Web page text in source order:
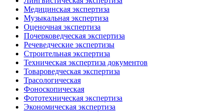
Медицинская экспертиза
Музыкальная экспертиза
Оценочная экспертиза
Почерковедческая экспертиза
Речеведческие экспертизы
Строительная экспертиза
Техническая экспертиза документов
Товароведческая экспертиза
Трасологическая
Фоноскопическая
Фототехническая экспертиза
Экономическая экспертиза